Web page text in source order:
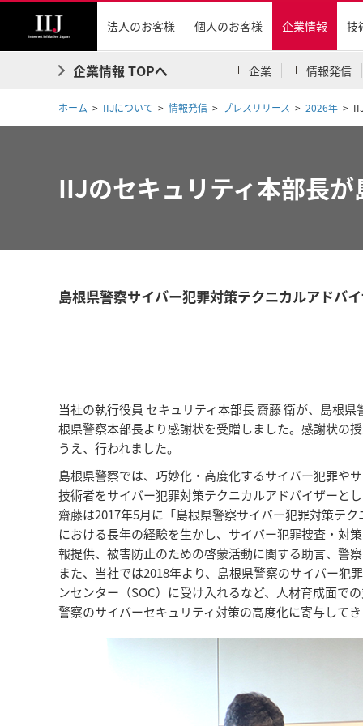
法人のお客様 個人のお客様 企業情報 技
企業情報 TOPへ 企業 情報発信
ホーム IIJについて 情報発信 プレスリリース 2026年
IIJのセキュリティ本部長
島根県警察サイバー犯罪対策テクニカルアドバ
当社の執行役員 セキュリティ本部長 齋藤 衛が、島根
根県警察本部長より感謝状を受贈しました。感謝状の
うえ、行われました。
島根県警察では、巧妙化・高度化するサイバー犯罪や
技術者をサイバー犯罪対策テクニカルアドバイザーと
齋藤は2017年5月に「島根県警察サイバー犯罪対策テ
における長年の経験を生かし、サイバー犯罪捜査・対
報提供、被害防止のための啓蒙活動に関する助言、警
また、当社では2018年より、島根県警察のサイバー犯
ンセンター（SOC）に受け入れるなど、人材育成面で
警察のサイバーセキュリティ対策の高度化に寄与して